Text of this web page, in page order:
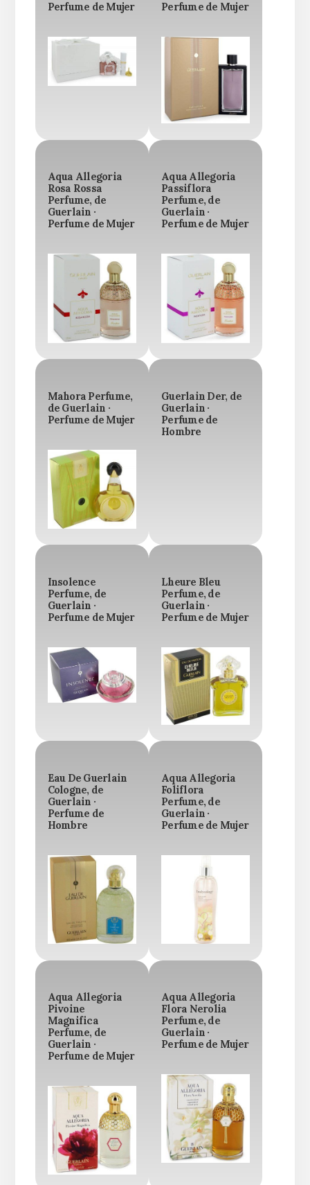
Perfume de Mujer
Perfume de Mujer
Aqua Allegoria
Rosa Rossa
Perfume, de
Guerlain ·
Perfume de Mujer
Aqua Allegoria
Passiflora
Perfume, de
Guerlain ·
Perfume de Mujer
Mahora Perfume,
de Guerlain ·
Perfume de Mujer
Guerlain Der, de
Guerlain ·
Perfume de
Hombre
Insolence
Perfume, de
Guerlain ·
Perfume de Mujer
Lheure Bleu
Perfume, de
Guerlain ·
Perfume de Mujer
Eau De Guerlain
Cologne, de
Guerlain ·
Perfume de
Hombre
Aqua Allegoria
Foliflora
Perfume, de
Guerlain ·
Perfume de Mujer
Aqua Allegoria
Pivoine
Magnifica
Perfume, de
Guerlain ·
Perfume de Mujer
Aqua Allegoria
Flora Nerolia
Perfume, de
Guerlain ·
Perfume de Mujer